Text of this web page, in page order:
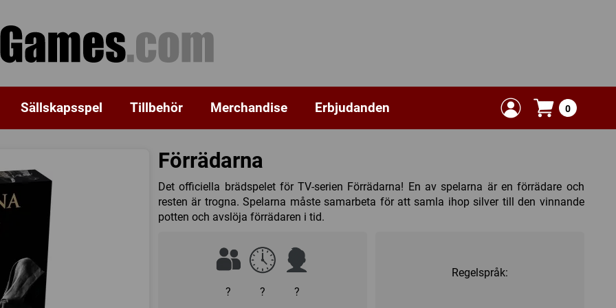
Sällskapsspel Tillbehör Merchandise Erbjudanden 0
Förrädarna
Det officiella brädspelet för TV-serien Förrädarna! En av spelarna är en förrädare och
resten är trogna. Spelarna måste samarbeta för att samla ihop silver till den vinnande
potten och avslöja förrädaren i tid.
? ? ?
Regelspråk: